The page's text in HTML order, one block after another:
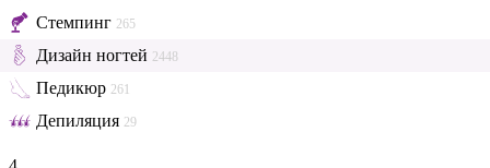
Стемпинг 265
Дизайн ногтей 2448
Педикюр 261
Депиляция 29